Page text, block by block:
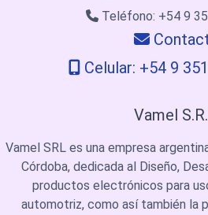
Teléfono: +54 9
Celular: +54 9
Vamel
Vamel SRL es una empresa
Córdoba, dedicada al Diseño,
productos electrónicos para
automotriz, como así también la